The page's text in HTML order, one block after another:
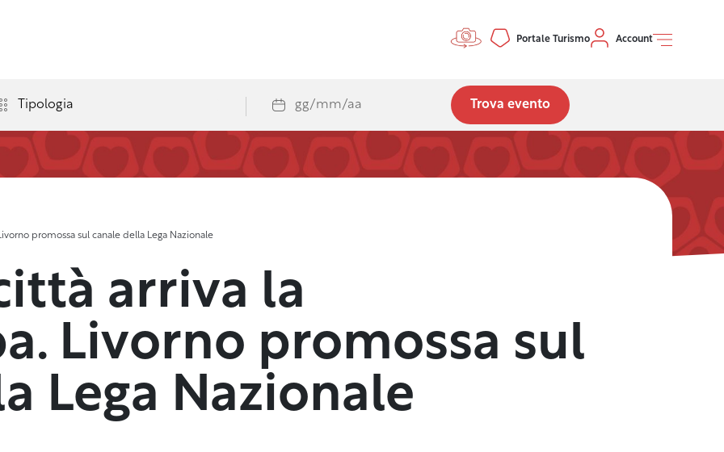
Controls menu
Portale Turismo Account
Trova evento
promossa sul canale della Lega Nazionale
arriva la
Livorno promossa sul
Lega Nazionale